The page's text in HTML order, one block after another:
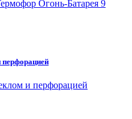
перфорацией